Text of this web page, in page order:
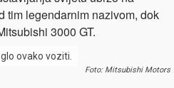
tim legendarnim nazivom, dok
3000 GT.
ovako voziti.
Foto: Mitsubishi Motors